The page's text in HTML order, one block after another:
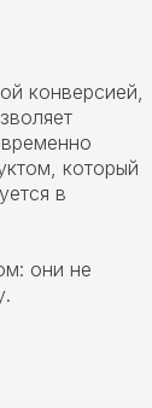
конверсией,
который
в
они не